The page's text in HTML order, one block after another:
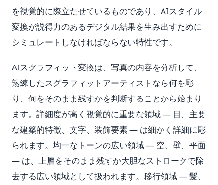
を視覚的に際立たせているものであり、AIスタイル
変換が説得力のあるデジタル結果を生み出すために
シミュレートしなければならない特性です。
AIスグラフィット変換は、写真の内容を分析して、
熟練したスグラフィットアーティストなら何を彫
り、何をそのまま残すかを判断することから始まり
ます。詳細度が高く視覚的に重要な領域 — 目、主要
な建築的特徴、文字、装飾要素 — は細かく詳細に彫
られます。均一なトーンの広い領域 — 空、壁、平面
— は、上層をそのまま残すか大胆なストロークで除
去する広い領域として扱われます。移行領域 — 髪、